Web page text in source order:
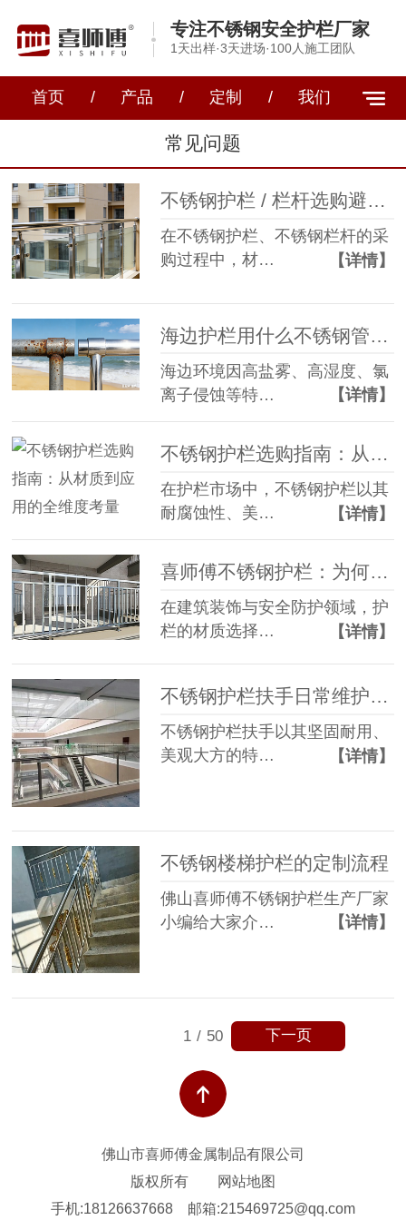
专注不锈钢安全护栏厂家
1天出样·3天进场·100人施工团队
首页 / 产品 / 定制 / 我们
常见问题
不锈钢护栏 / 栏杆选购避坑指南，专业厂家教你选对不踩雷
在不锈钢护栏、不锈钢栏杆的采
购过程中，材…
【详情】
海边护栏用什么不锈钢管？316L vs 304 实际应用对比
海边环境因高盐雾、高湿度、氯
离子侵蚀等特…
【详情】
不锈钢护栏选购指南：从材质到应用的全维度考量​
在护栏市场中，不锈钢护栏以其
耐腐蚀性、美…
【详情】
喜师傅不锈钢护栏：为何是您的最优选择 —— 与其他材质护栏的全面对比
在建筑装饰与安全防护领域，护
栏的材质选择…
【详情】
不锈钢护栏扶手日常维护指南
不锈钢护栏扶手以其坚固耐用、
美观大方的特…
【详情】
不锈钢楼梯护栏的定制流程
佛山喜师傅不锈钢护栏生产厂家
小编给大家介…
【详情】
1 / 50 下一页
佛山市喜师傅金属制品有限公司
版权所有
网站地图
手机:18126637668 邮箱:215469725@qq.com